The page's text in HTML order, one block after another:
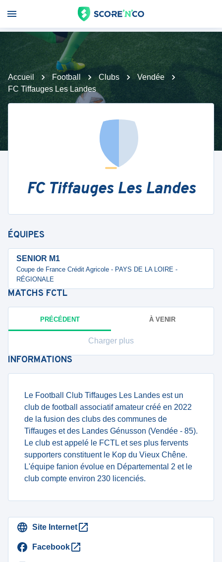
Accueil Football Clubs
Vendée
FC Tiffauges Les Landes
FC Tiffauges Les Landes
ÉQUIPES
SENIOR M1
Coupe de France Crédit Agricole - PAYS DE LA LOIRE -
RÉGIONALE
MATCHS FCTL
PRÉCÉDENT À VENIR
Charger plus
INFORMATIONS
Le Football Club Tiffauges Les Landes est un
club de football associatif amateur créé en 2022
de la fusion des clubs des communes de
Tiffauges et des Landes Génusson (Vendée - 85).
Le club est appelé le FCTL et ses plus fervents
supporters constituent le Kop du Vieux Chêne.
L'équipe fanion évolue en Départemental 2 et le
club compte environ 230 licenciés.
Site Internet
Facebook